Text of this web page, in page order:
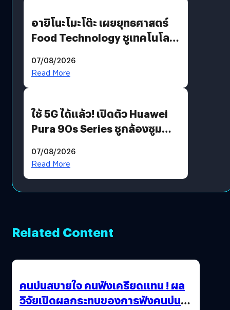
อายิโนะโมะโต๊ะ เผยยุทธศาสตร์
Food Technology ชูเทคโนโลยี
บริโภคและ B2B
07/08/2026
Read More
ใช้ 5G ได้แล้ว! เปิดตัว Huawei
Pura 90s Series ชูกล้องซูม
07/08/2026
Read More
Related Content
คนบ่นสบายใจ คนฟังเครียดแทน ! ผล
วิจัยเปิดผลกระทบของการฟังคนบ่น